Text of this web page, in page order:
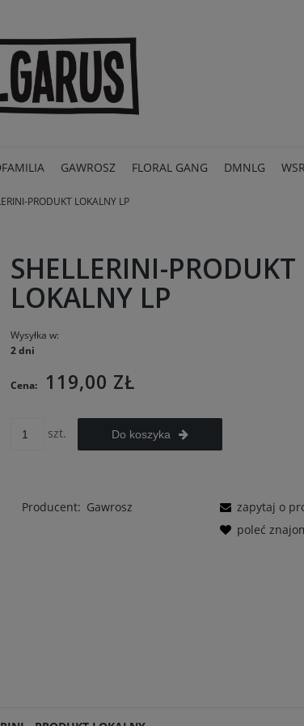
GAWROSZ FLORAL GANG DMNLG
PRODUKT LOKALNY LP
SHELLERINI-PRODUKT
LOKALNY LP
Wysyłka w:
2 dni
Cena: 119,00 ZŁ
szt. Do koszyka
Producent: Gawrosz
zapytaj o
poleć